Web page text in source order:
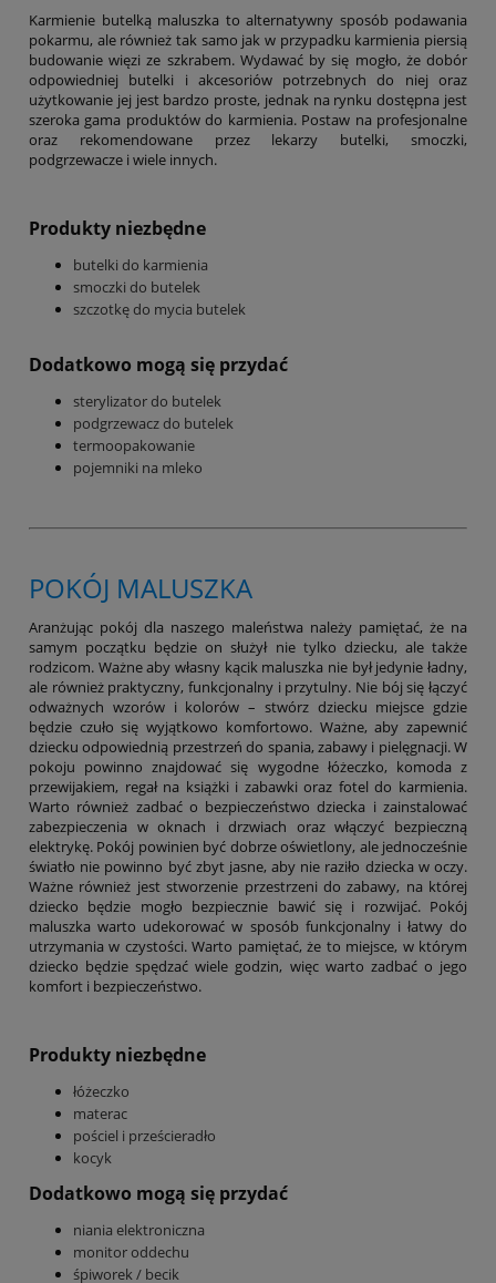
Karmienie butelką maluszka to alternatywny sposób podawania
pokarmu, ale również tak samo jak w przypadku karmienia piersią
budowanie więzi ze szkrabem. Wydawać by się mogło, że dobór
odpowiedniej butelki i akcesoriów potrzebnych do niej oraz
użytkowanie jej jest bardzo proste, jednak na rynku dostępna jest
szeroka gama produktów do karmienia. Postaw na profesjonalne
oraz rekomendowane przez lekarzy butelki, smoczki,
podgrzewacze i wiele innych.
Produkty niezbędne
butelki do karmienia
smoczki do butelek
szczotkę do mycia butelek
Dodatkowo mogą się przydać
sterylizator do butelek
podgrzewacz do butelek
termoopakowanie
pojemniki na mleko
POKÓJ MALUSZKA
Aranżując pokój dla naszego maleństwa należy pamiętać, że na
samym początku będzie on służył nie tylko dziecku, ale także
rodzicom. Ważne aby własny kącik maluszka nie był jedynie ładny,
ale również praktyczny, funkcjonalny i przytulny. Nie bój się łączyć
odważnych wzorów i kolorów – stwórz dziecku miejsce gdzie
będzie czuło się wyjątkowo komfortowo. Ważne, aby zapewnić
dziecku odpowiednią przestrzeń do spania, zabawy i pielęgnacji. W
pokoju powinno znajdować się wygodne łóżeczko, komoda z
przewijakiem, regał na książki i zabawki oraz fotel do karmienia.
Warto również zadbać o bezpieczeństwo dziecka i zainstalować
zabezpieczenia w oknach i drzwiach oraz włączyć bezpieczną
elektrykę. Pokój powinien być dobrze oświetlony, ale jednocześnie
światło nie powinno być zbyt jasne, aby nie raziło dziecka w oczy.
Ważne również jest stworzenie przestrzeni do zabawy, na której
dziecko będzie mogło bezpiecznie bawić się i rozwijać. Pokój
maluszka warto udekorować w sposób funkcjonalny i łatwy do
utrzymania w czystości. Warto pamiętać, że to miejsce, w którym
dziecko będzie spędzać wiele godzin, więc warto zadbać o jego
komfort i bezpieczeństwo.
Produkty niezbędne
łóżeczko
materac
pościel i prześcieradło
kocyk
Dodatkowo mogą się przydać
niania elektroniczna
monitor oddechu
śpiworek / becik